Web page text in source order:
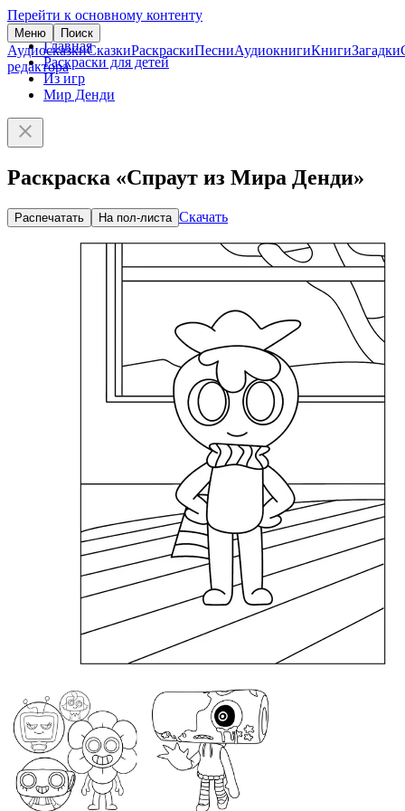
Перейти к основному контенту
Меню Поиск
АудиосказкиСказкиРаскраскиПесниАудиокнигиКнигиЗагадки
редактора
Главная
Раскраски для детей
Из игр
Мир Денди
Раскраска «Спраут из Мира Денди»
Распечатать На пол-листа Скачать